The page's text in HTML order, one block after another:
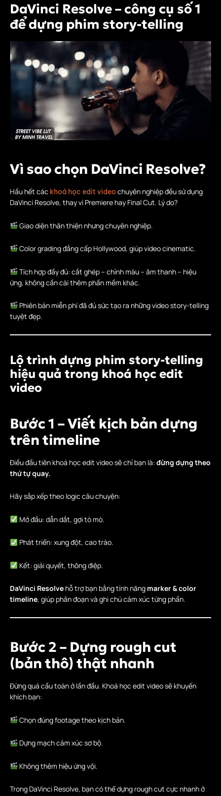
DaVinci Resolve – công cụ số 1
để dựng phim story-telling
Vì sao chọn DaVinci Resolve?
Hầu hết các khoá học edit video chuyên nghiệp đều sử dụng
DaVinci Resolve, thay vì Premiere hay Final Cut. Lý do?
Giao diện thân thiện nhưng chuyên nghiệp.
Color grading đẳng cấp Hollywood, giúp video cinematic.
Tích hợp đầy đủ: cắt ghép – chỉnh màu – âm thanh – hiệu
ứng, không cần cài thêm phần mềm khác.
Phiên bản miễn phí đã đủ sức tạo ra những video story-telling
tuyệt đẹp.
Lộ trình dựng phim story-telling
hiệu quả trong khoá học edit
video
Bước 1 – Viết kịch bản dựng
trên timeline
Điều đầu tiên khoá học edit video sẽ chỉ bạn là: đừng dựng theo
thứ tự quay.
Hãy sắp xếp theo logic câu chuyện:
Mở đầu: dẫn dắt, gợi tò mò.
Phát triển: xung đột, cao trào.
Kết: giải quyết, thông điệp.
DaVinci Resolve hỗ trợ bạn bằng tính năng marker & color
timeline, giúp phân đoạn và ghi chú cảm xúc từng phần.
Bước 2 – Dựng rough cut
(bản thô) thật nhanh
Đừng quá cầu toàn ở lần đầu. Khoá học edit video sẽ khuyến
khích bạn:
Chọn đúng footage theo kịch bản.
Dựng mạch cảm xúc sơ bộ.
Không thêm hiệu ứng vội.
Trong DaVinci Resolve, bạn có thể dựng rough cut cực nhanh ở